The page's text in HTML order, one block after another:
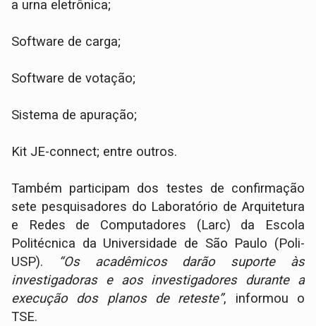
a urna eletrônica;
Software de carga;
Software de votação;
Sistema de apuração;
Kit JE-connect; entre outros.
Também participam dos testes de confirmação
sete pesquisadores do Laboratório de Arquitetura
e Redes de Computadores (Larc) da Escola
Politécnica da Universidade de São Paulo (Poli-
USP).
“Os acadêmicos darão suporte às
investigadoras e aos investigadores durante a
execução dos planos de reteste”, informou o
TSE.